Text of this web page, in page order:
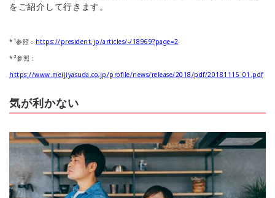
をご紹介して行きます。
*¹参照： https://president.jp/articles/-/18969?page=2
*²参照：
https://www.meijiyasuda.co.jp/profile/news/release/2018/pdf/20181115_01.pdf
気が利かない